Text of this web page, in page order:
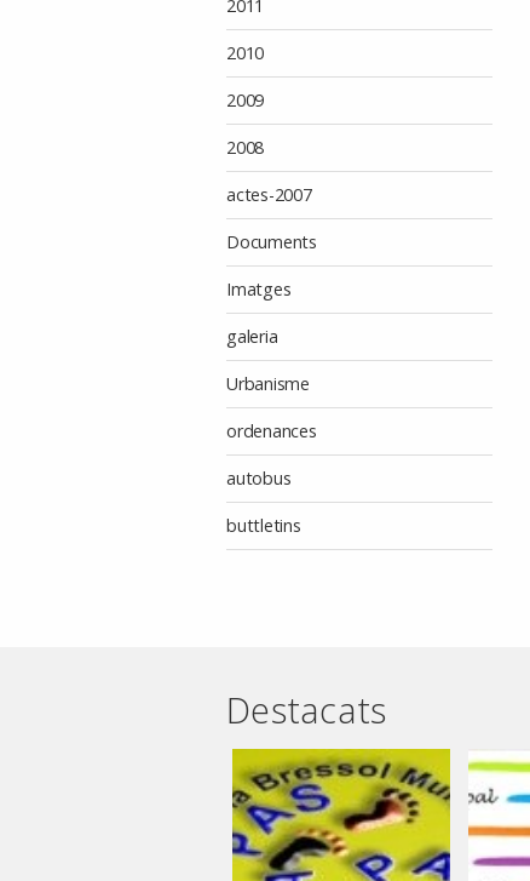
2011
2010
2009
2008
actes-2007
Documents
Imatges
galeria
Urbanisme
ordenances
autobus
buttletins
Destacats